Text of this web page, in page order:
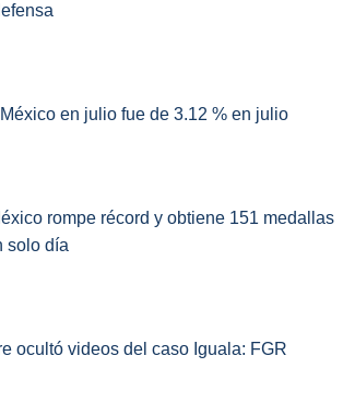
en julio fue de 3.12 % en julio
rompe récord y obtiene 151 medallas
solo día
ocultó videos del caso Iguala: FGR